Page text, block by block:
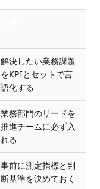
解決したい業務課題
をKPIとセットで言
語化する
業務部門のリードを
推進チームに必ず入
れる
事前に測定指標と判
断基準を決めておく